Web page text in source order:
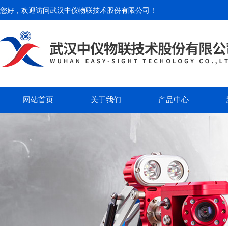
您好，欢迎访问武汉中仪物联技术股份有限公司 ！
网站首页 关于我们 产品中心